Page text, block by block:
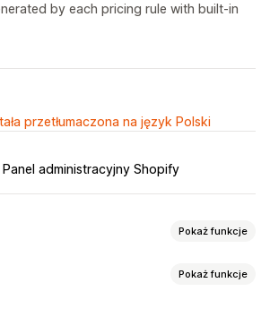
by each pricing rule with built-in
przetłumaczona na język Polski
Panel administracyjny Shopify
Pokaż funkcje
Pokaż funkcje